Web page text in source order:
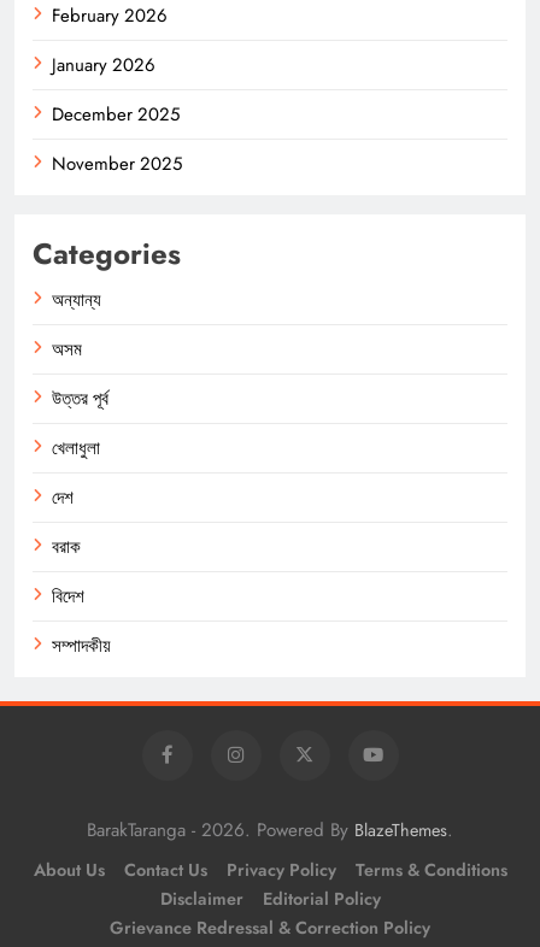
February 2026
January 2026
December 2025
November 2025
Categories
অন্যান্য
অসম
উত্তর পূর্ব
খেলাধুলা
দেশ
বরাক
বিদেশ
সম্পাদকীয়
BarakTaranga - 2026. Powered By BlazeThemes.
About Us Contact Us Privacy Policy
Terms & Conditions
Disclaimer
Editorial Policy
Grievance Redressal & Correction Policy